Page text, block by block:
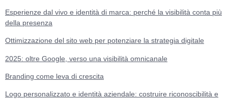
Esperienze dal vivo e identità di marca: perché la visibilità conta più
della presenza
Ottimizzazione del sito web per potenziare la strategia digitale
2025: oltre Google, verso una visibilità omnicanale
Branding come leva di crescita
Logo personalizzato e identità aziendale: costruire riconoscibilità e